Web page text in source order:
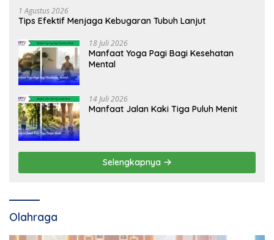
1 Agustus 2026
Tips Efektif Menjaga Kebugaran Tubuh Lanjut
18 Juli 2026
Manfaat Yoga Pagi Bagi Kesehatan
Mental
14 Juli 2026
Manfaat Jalan Kaki Tiga Puluh Menit
Selengkapnya
Olahraga